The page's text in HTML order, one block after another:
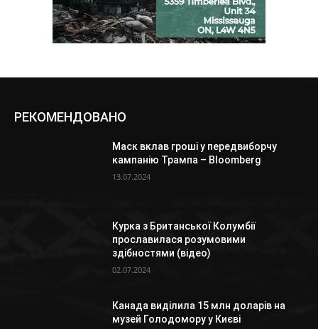
РЕКОМЕНДОВАНО
Маск вклав гроші у передвиборчу
кампанію Трампа – Bloomberg
13.07.2024
Курка з Британської Колумбії
прославилася розумовими
здібностями (відео)
02.07.2024
Канада виділила 15 млн доларів на
музей Голодомору у Києві